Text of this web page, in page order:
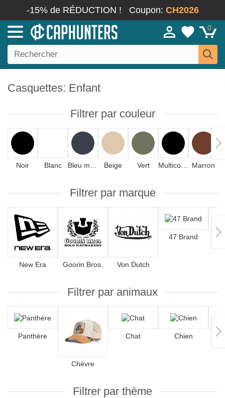
-15% de RÉDUCTION ! Coupon: CH2026
0
Casquettes: Enfant
Filtrer par couleur
Noir Blanc Beige Vert Marron
Filtrer par marque
New Era Goorin Bros. Von Dutch
47 Brand
Filtrer par animaux
Panthère
Chèvre
Chat Chien
Filtrer par thème